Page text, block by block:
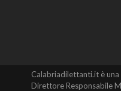
Calabriadilettanti.it è
Direttore Responsabile